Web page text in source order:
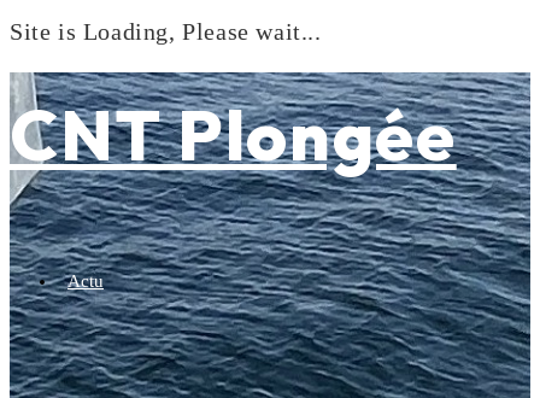
Site is Loading, Please wait...
to
content
CNT Plongée
Actu